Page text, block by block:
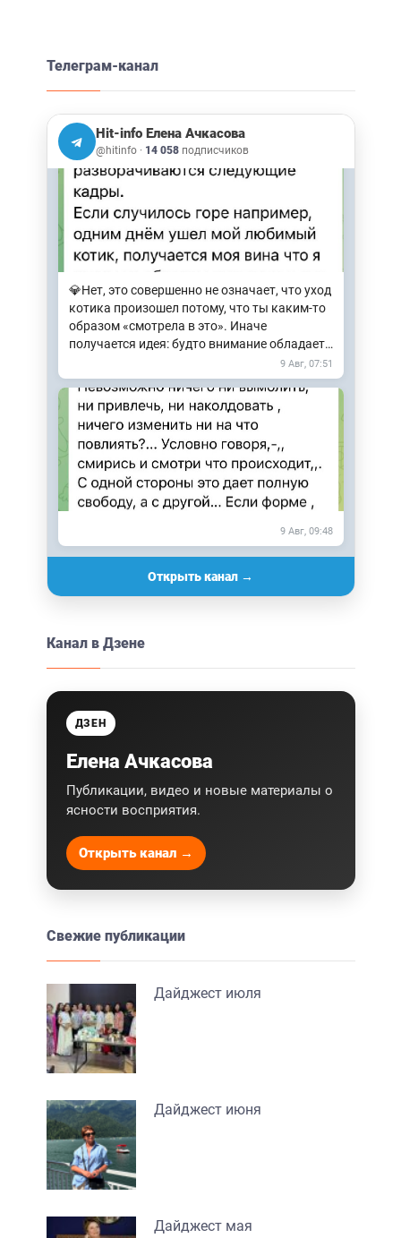
Телеграм-канал
Hit-info Елена Ачкасова
@hitinfo · 14 058подписчиков
Не могу не показать вам эту красоту!
💎Нет, это совершенно не означает, что уход
котика произошел потому, что ты каким-то
образом «смотрела в это». Иначе
получается идея: будто внимание обладает
9 Авг, 07:51
9 Авг, 09:48
Открыть канал →
Канал в Дзене
ДЗЕН
Елена Ачкасова
Публикации, видео и новые материалы о
ясности восприятия.
Открыть канал →
Свежие публикации
Дайджест июля
Дайджест июня
Дайджест мая